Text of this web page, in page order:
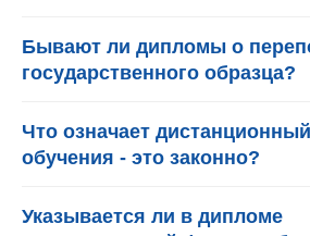
Бывают ли дипломы о
государственного образца?
Что означает
обучения - это законно?
Указывается ли в дипломе